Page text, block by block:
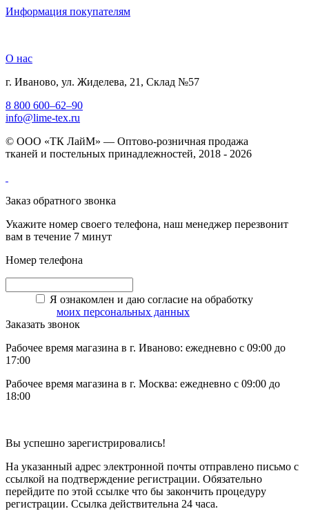
Информация покупателям
О нас
г. Иваново, ул. Жиделева, 21, Склад №57
8 800 600–62–90
info@lime-tex.ru
© ООО «ТК ЛайМ» — Оптово-розничная продажа
тканей и постельных принадлежностей, 2018 - 2026
Заказ обратного звонка
Укажите номер своего телефона, наш менеджер перезвонит
вам в течение 7 минут
Номер телефона
Я ознакомлен и даю согласие на обработку
моих персональных данных
Заказать звонок
Рабочее время магазина в г. Иваново: ежедневно с 09:00 до
17:00
Рабочее время магазина в г. Москва: ежедневно с 09:00 до
18:00
Вы успешно зарегистрировались!
На указанный адрес электронной почты отправлено письмо с
ссылкой на подтверждение регистрации. Обязательно
перейдите по этой ссылке что бы закончить процедуру
регистрации. Ссылка действительна 24 часа.